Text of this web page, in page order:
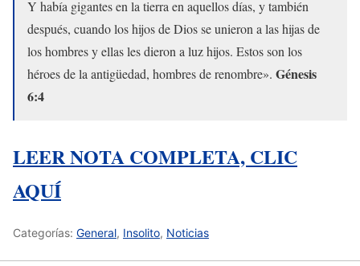
Y había gigantes en la tierra en aquellos días, y también
después, cuando los hijos de Dios se unieron a las hijas de
los hombres y ellas les dieron a luz hijos. Estos son los
héroes de la antigüedad, hombres de renombre». Génesis
6:4
LEER NOTA COMPLETA, CLIC
AQUÍ
Categorías: General, Insolito, Noticias